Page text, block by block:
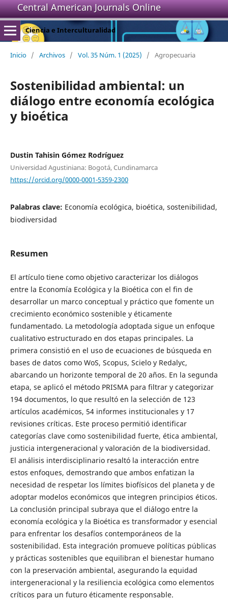
Central American Journals Online
Ciencia e Interculturalidad
Inicio / Archivos / Vol. 35 Núm. 1 (2025) / Agropecuaria
Sostenibilidad ambiental: un
diálogo entre economía ecológica
y bioética
Dustin Tahisin Gómez Rodríguez
Universidad Agustiniana: Bogotá, Cundinamarca
https://orcid.org/0000-0001-5359-2300
Palabras clave: Economía ecológica, bioética, sostenibilidad,
biodiversidad
Resumen
El artículo tiene como objetivo caracterizar los diálogos
entre la Economía Ecológica y la Bioética con el fin de
desarrollar un marco conceptual y práctico que fomente un
crecimiento económico sostenible y éticamente
fundamentado. La metodología adoptada sigue un enfoque
cualitativo estructurado en dos etapas principales. La
primera consistió en el uso de ecuaciones de búsqueda en
bases de datos como WoS, Scopus, Scielo y Redalyc,
abarcando un horizonte temporal de 20 años. En la segunda
etapa, se aplicó el método PRISMA para filtrar y categorizar
194 documentos, lo que resultó en la selección de 123
artículos académicos, 54 informes institucionales y 17
revisiones críticas. Este proceso permitió identificar
categorías clave como sostenibilidad fuerte, ética ambiental,
justicia intergeneracional y valoración de la biodiversidad.
El análisis interdisciplinario resaltó la interacción entre
estos enfoques, demostrando que ambos enfatizan la
necesidad de respetar los límites biofísicos del planeta y de
adoptar modelos económicos que integren principios éticos.
La conclusión principal subraya que el diálogo entre la
economía ecológica y la Bioética es transformador y esencial
para enfrentar los desafíos contemporáneos de la
sostenibilidad. Esta integración promueve políticas públicas
y prácticas sostenibles que equilibran el bienestar humano
con la preservación ambiental, asegurando la equidad
intergeneracional y la resiliencia ecológica como elementos
críticos para un futuro éticamente responsable.